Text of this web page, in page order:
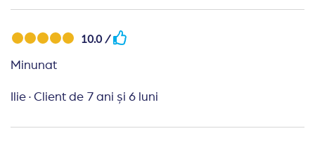
10.0 /
Minunat
Ilie · Client de 7 ani și 6 luni